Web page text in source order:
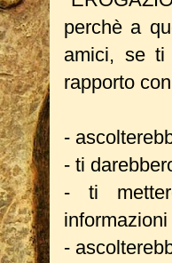
perchè a
amici, se ti
rapporto
-
- ti
- ti
-